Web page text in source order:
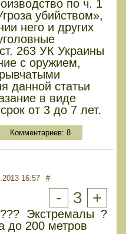
по ч. 1
убийством»,
него и других
263 УК Украины
с оружием,
данной статьи
в виде
от 3 до 7 лет.
Комментариев: 8
16:57 #
- 3 +
Экстремалы ?
до 200 метров